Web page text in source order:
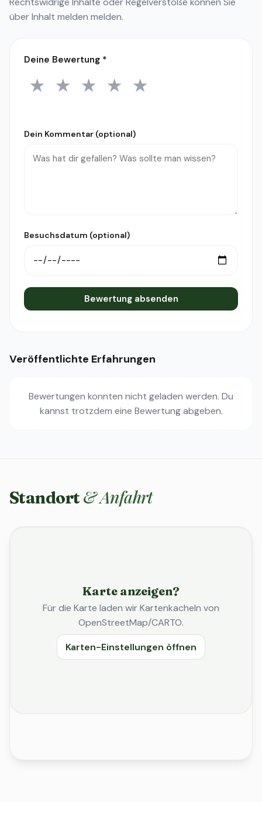
überInhalt melden melden.
Deine Bewertung *
1 Stern
★ 2 Sterne
★ 3 Sterne
★ 4 Sterne
★ 5 Sterne
★
Dein Kommentar (optional)
Besuchsdatum (optional)
Bewertung absenden
Veröffentlichte Erfahrungen
Bewertungen konnten nicht geladen werden. Du
kannst trotzdem eine Bewertung abgeben.
Standort & Anfahrt
Karte anzeigen?
Für die Karte laden wir Kartenkacheln von
OpenStreetMap/CARTO.
Karten-Einstellungen öffnen